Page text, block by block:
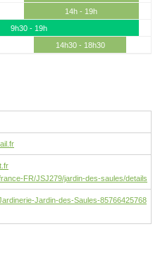
14h - 19h
9h30 - 19h
14h30 - 18h30
FR/JSJ279/jardin-des-saules/details
Jardin-des-Saules-85766425768